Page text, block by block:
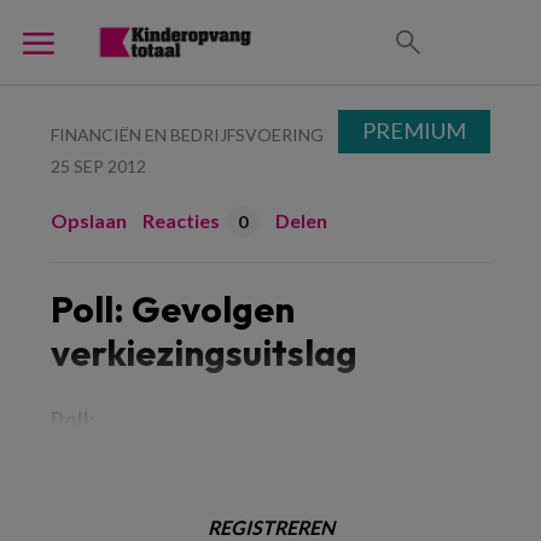
FINANCIËN EN BEDRIJFSVOERING
25 SEP 2012
Opslaan Reacties 0 Delen
Poll: Gevolgen
verkiezingsuitslag
REGISTREREN
PREMIUM